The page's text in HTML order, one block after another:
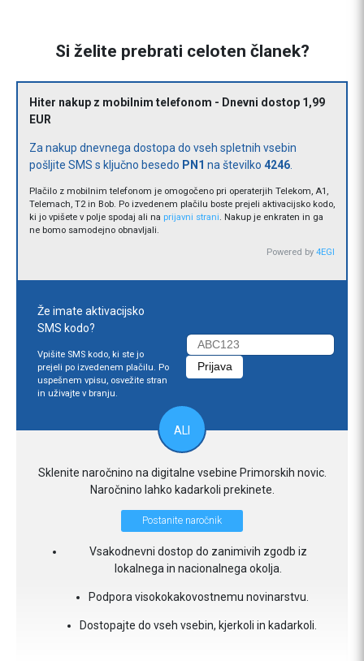
Si želite prebrati celoten članek?
Hiter nakup z mobilnim telefonom - Dnevni dostop 1,99
EUR
Za nakup dnevnega dostopa do vseh spletnih vsebin
pošljite SMS s ključno besedo PN1 na številko 4246
Plačilo z mobilnim telefonom je omogočeno pri operaterjih Telekom, A1,
Telemach, T2 in Bob. Po izvedenem plačilu boste prejeli aktivacijsko kodo,
ki jo vpišete v polje spodaj ali na prijavni strani. Nakup je enkraten in ga
ne bomo samodejno obnavljali.
Powered by 4EGI
Že imate aktivacijsko
SMS kodo?
Vpišite SMS kodo, ki ste jo
prejeli po izvedenem plačilu. Po
uspešnem vpisu, osvežite stran
in uživajte v branju.
ALI
Sklenite naročnino na digitalne vsebine Primorskih novic.
Naročnino lahko kadarkoli prekinete.
Postanite naročnik
Vsakodnevni dostop do zanimivih zgodb iz
lokalnega in nacionalnega okolja.
Podpora visokokakovostnemu novinarstvu.
Dostopajte do vseh vsebin, kjerkoli in kadarkoli.